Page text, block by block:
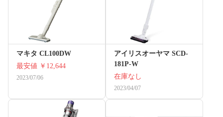
マキタ CL100DW
最安値 ￥12,644
2023/07/06
アイリスオーヤマ SCD-
181P-W
在庫なし
2023/04/07